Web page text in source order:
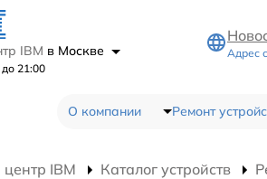
IBM в Москве
21:00
Адрес
О компании Ремонт
IBM Каталог устройств